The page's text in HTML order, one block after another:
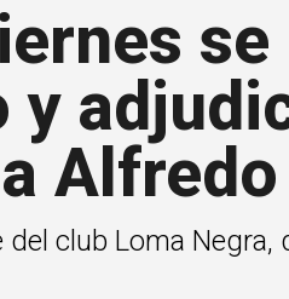
y
del club Loma Negra,